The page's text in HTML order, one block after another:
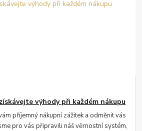
výhody při každém nákupu
příjemný nákupní zážitek a odměnit vás
pro vás připravili náš věrnostní systém,